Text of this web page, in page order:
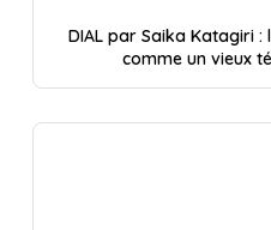
DIAL par Saika Katagiri :
comme un vieux